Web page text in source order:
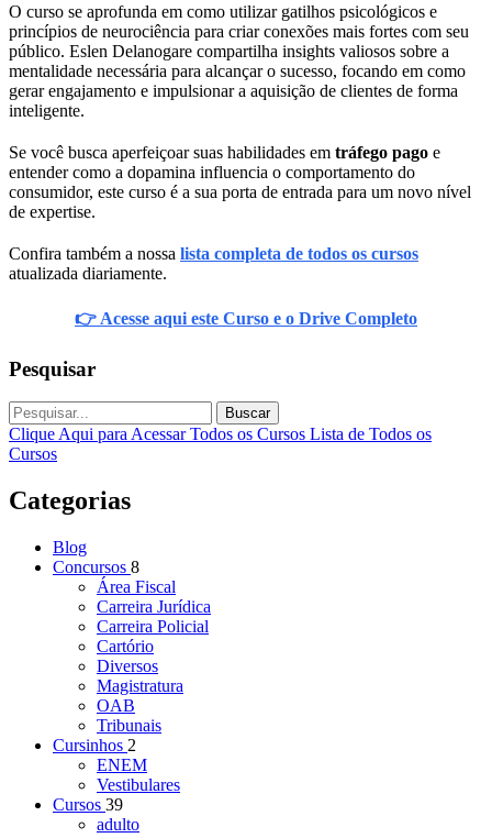
O curso se aprofunda em como utilizar gatilhos psicológicos e
princípios de neurociência para criar conexões mais fortes com seu
público. Eslen Delanogare compartilha insights valiosos sobre a
mentalidade necessária para alcançar o sucesso, focando em como
gerar engajamento e impulsionar a aquisição de clientes de forma
inteligente.
Se você busca aperfeiçoar suas habilidades em tráfego pago e
entender como a dopamina influencia o comportamento do
consumidor, este curso é a sua porta de entrada para um novo nível
de expertise.
Confira também a nossa lista completa de todos os cursos
atualizada diariamente.
👉 Acesse aqui este Curso e o Drive Completo
Pesquisar
Buscar
Clique Aqui para Acessar Todos os Cursos Lista de Todos os
Cursos
Categorias
Blog
Concursos 8
Área Fiscal
Carreira Jurídica
Carreira Policial
Cartório
Diversos
Magistratura
OAB
Tribunais
Cursinhos 2
ENEM
Vestibulares
Cursos 39
adulto